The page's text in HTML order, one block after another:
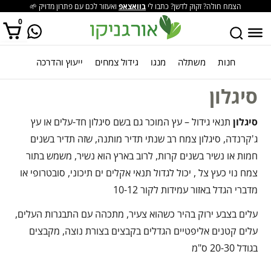
הצמח חולה? זקוק לדשן? כתבו לי בוואצאפ ואעזור לכם עם פתרון מדויק 🌱
0
אין מוצרים בסל הקניות. חנות משתלה מנגו גידול צמחים ייעוץ והדרכה
סיגלון
סיגלון תנאי גידול – עץ המוכר גם בשם סיגלון חד-עלים או עץ
ג'קרנדה, סיגלון צמח רב שנתי תדיר מותנה, שזה תדיר בשנים
חמות או נשיר בשנים קרות, לרוב בארץ הוא נשיר, משמש בתור
צמח נוי כעץ צל , יכול לגדול תנאי אקלים ים תיכוני, סובטרופי או
מדברי הגדל באזור עמידות לקור 10-12
עלים בצבע ירוק בהיר כשהוא צעיר, מתכהה עם התבגרות העלים,
עלים קטנים אליפטיים הגדלים בקבצים בצורת נוצה, מקבצים
בגודל 20-30 ס"מ